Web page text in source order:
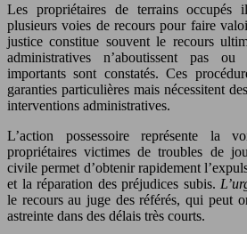
Les propriétaires de terrains occupés
plusieurs voies de recours pour faire
justice constitue souvent le recours
administratives n’aboutissent pas ou
importants sont constatés. Ces
garanties particulières mais nécessitent
interventions administratives.
L’action possessoire représente la
propriétaires victimes de troubles de
civile permet d’obtenir rapidement
et la réparation des préjudices subis.
le recours au juge des référés, qui peut
astreinte dans des délais très courts.